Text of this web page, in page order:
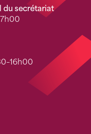
du secrétariat